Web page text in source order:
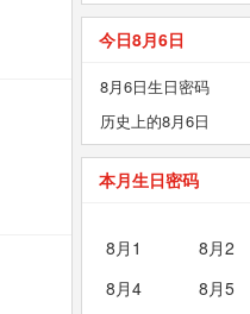
今日8月6日
8月6日生日密码
历史上的8月6日
本月生日密码
8月1 8月2
8月4
8月5